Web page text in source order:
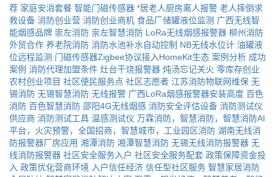
荐 家庭安消套餐 智能门磁传感器 *居老人厨房离人报警 老人摔倒求
救设备 消防创业营 消防创业商机 食品厂储罐液位监测 广西无线智
能烟感品牌 崇左消防 崇左智慧消防 LoRa无线烟感报警器 柳州消防
外贸合作 养老院消防 消防水池补水自动控制 NB无线水位计 油罐液
位远程监测 门磁传感器Zigbee协议接入HomeKit生态 案例分析 成功
案例 消防代理加盟条件 灶台干烧报警器 炖汤忘记关火 零库存创业
农村创业项目 社区便民服务点 社区志愿者 江苏消防物联网维保 无
锡消防 无锡智慧消防 无线报警 广西LoRa烟感报警器安装高度 百色
消防 百色智慧消防 邵阳4G无线烟感 消防安全评估设备 消防测试仪
供应商 消防测试工具 温感测试仪 万霖消防，智慧消防，智慧消防AI
平台，火灾预警，全国招商，智慧城市，工业园区消防 湖南无线消
防报警器厂房应用 湘潭消防 湘潭智慧消防 无锡无线消防报警器 无
线消防报警器 社区安全服务入户 社区安全服务配套 政策保障资金投
入 政策优化营商环境 入户信任经济 信任型社区服务 智慧家居消防